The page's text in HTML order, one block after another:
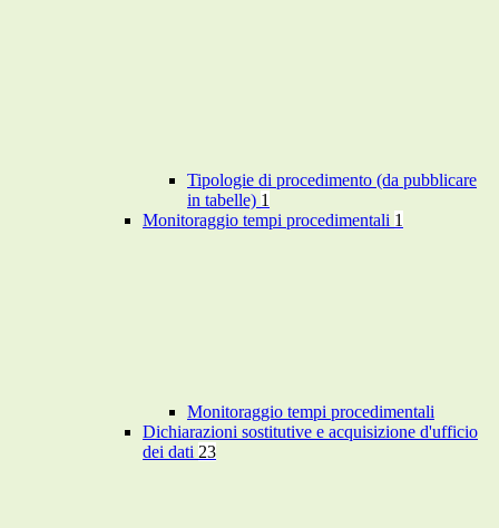
Tipologie di procedimento (da pubblicare
in tabelle) 1
Monitoraggio tempi procedimentali 1
Monitoraggio tempi procedimentali
Dichiarazioni sostitutive e acquisizione d'ufficio
dei dati 23